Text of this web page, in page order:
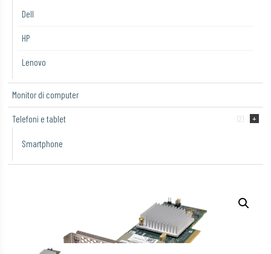
Dell
HP
Lenovo
Monitor di computer
Telefoni e tablet (2)
Smartphone